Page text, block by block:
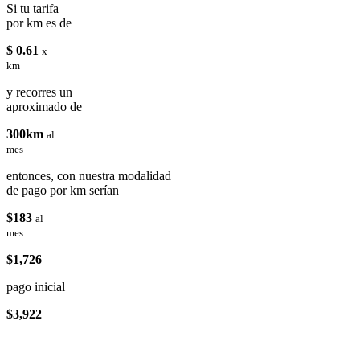
Si tu tarifa
por km es de
$ 0.61 x
km
y recorres un
aproximado de
300km al
mes
entonces, con nuestra modalidad
de pago por km serían
$183 al
mes
$1,726
pago inicial
$3,922